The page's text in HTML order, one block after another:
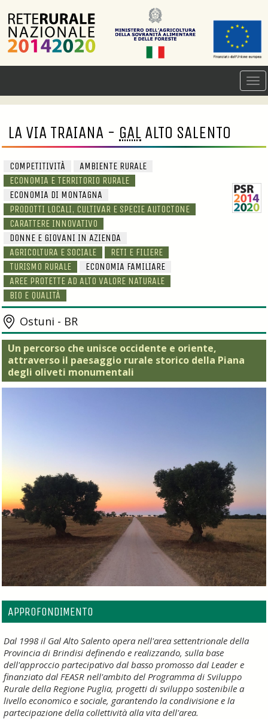
LA VIA TRAIANA - GAL ALTO SALENTO
COMPETITIVITÀ
AMBIENTE RURALE
ECONOMIA E TERRITORIO RURALE
ECONOMIA DI MONTAGNA
PRODOTTI LOCALI, CULTIVAR E SPECIE AUTOCTONE
CARATTERE INNOVATIVO
DONNE E GIOVANI IN AZIENDA
AGRICOLTURA E SOCIALE
RETI E FILIERE
TURISMO RURALE
ECONOMIA FAMILIARE
AREE PROTETTE AD ALTO VALORE NATURALE
BIO E QUALITÀ
Ostuni - BR
Un percorso che unisce occidente e oriente,
attraverso il paesaggio rurale storico della Piana
degli oliveti monumentali
APPROFONDIMENTO
Dal 1998 il Gal Alto Salento opera nell'area settentrionale della
Provincia di Brindisi definendo e realizzando, sulla base
dell'approccio partecipativo dal basso promosso dal Leader e
finanziato dal FEASR nell'ambito del Programma di Sviluppo
Rurale della Regione Puglia, progetti di sviluppo sostenibile a
livello economico e sociale, garantendo la condivisione e la
partecipazione della collettività alla vita dell'area.